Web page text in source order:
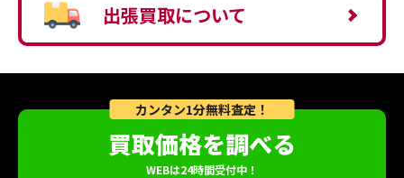
出張買取について
カンタン1分無料査定！
買取価格を調べる
WEBは24時間受付中！